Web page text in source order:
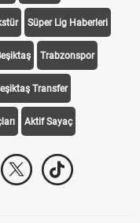
Süper Lig Haberleri
Trabzonspor
Transfer
Aktif Sayaç